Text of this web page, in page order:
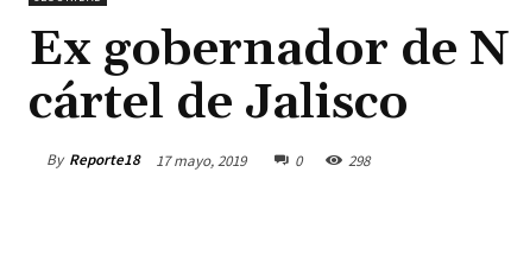
Ex gobernador de
cártel de Jalisco
By Reporte18 17 mayo, 2019 0 298